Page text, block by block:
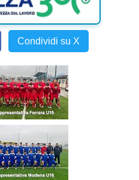
Condividi su X